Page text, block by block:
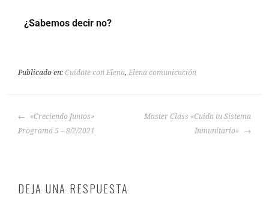
¿Sabemos decir no?
Publicado en:Cuídate con Elena,Elena comunicación
«Creciendo Juntos»
Programa 5 – 8/2/2021
Master Class «Cuida tu Sistema
Inmunitario»
DEJA UNA RESPUESTA